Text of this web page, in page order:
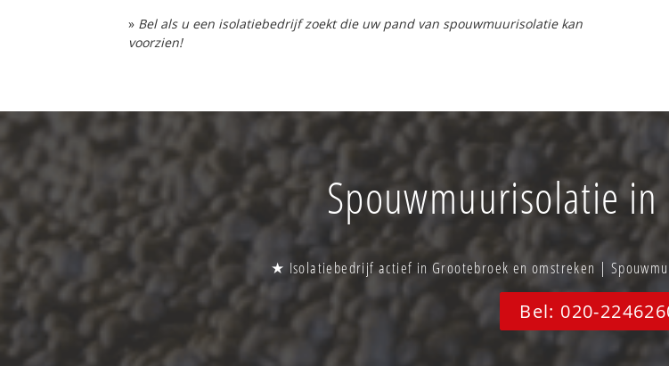
» Bel als u een isolatiebedrijf zoekt die uw pand van spouwmuurisolatie kan
voorzien!
Spouwmuurisolatie in
★ Isolatiebedrijf actief in Grootebroek en omstreken |
Bel: 020-